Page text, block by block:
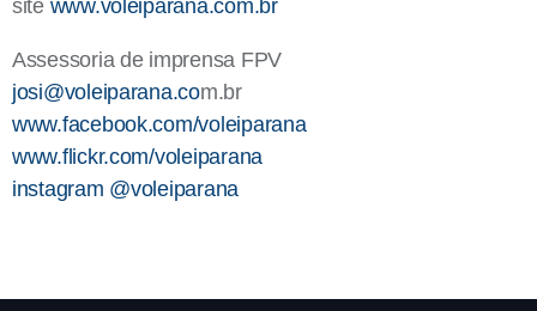
site www.voleiparana.com.br
Assessoria de imprensa FPV
josi@voleiparana.com.br
www.facebook.com/voleiparana
www.flickr.com/voleiparana
instagram @voleiparana